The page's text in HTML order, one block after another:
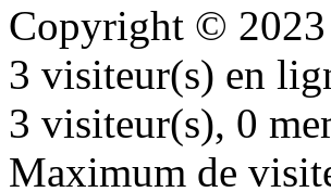
Copyright © 2023
3 visiteur(s) en
3 visiteur(s), 0
Maximum de